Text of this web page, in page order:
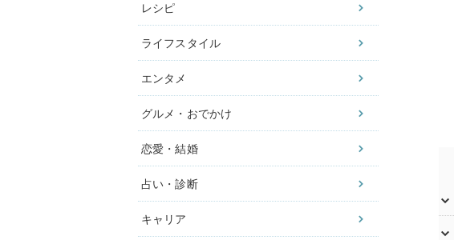
レシピ
ライフスタイル
エンタメ
グルメ・おでかけ
恋愛・結婚
占い・診断
キャリア